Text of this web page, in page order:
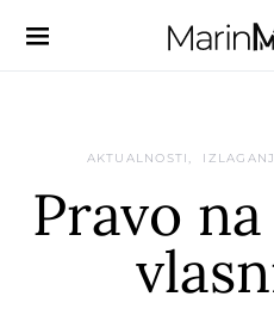
AKTUALNOSTI
Pravo